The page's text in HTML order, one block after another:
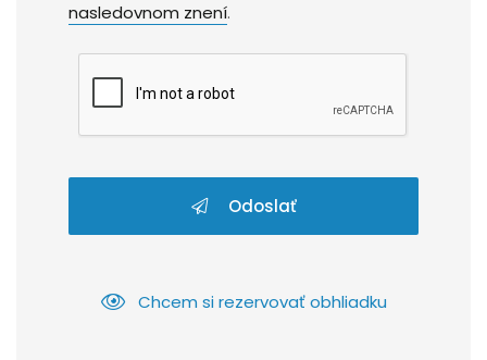
nasledovnom znení.
Odoslať
Chcem si rezervovať obhliadku